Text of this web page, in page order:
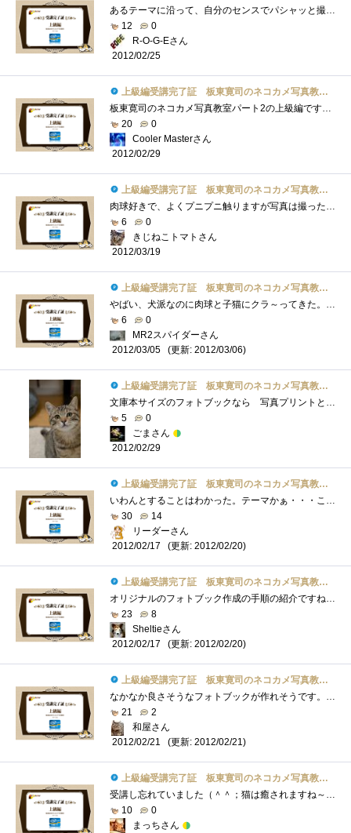
あるテーマに沿って、自分のセンスでパシャッと撮る。編集でトリミングでも良いわけですが、結構難しいですねぇ…。しかしオンラインで作成�...
12
0
R-O-G-Eさん
2012/02/25
上級編受講完了証 板東寛司のネコカメ写真教室パート2
板東寛司のネコカメ写真教室パート2の上級編です！ドリームページを使ってのフォトブック（オリジナル写真集）作成方法です。レイアウトなど�...
20
0
Cooler Masterさん
2012/02/29
上級編受講完了証 板東寛司のネコカメ写真教室パート2
肉球好きで、よくプニプニ触りますが写真は撮ったことないなぁ。うちの子は子猫の時から「ちゅっちゅっ」と幼児のする指吸いならず「肉球吸�...
6
0
きじねこトマトさん
2012/03/19
上級編受講完了証 板東寛司のネコカメ写真教室パート2
やばい、犬派なのに肉球と子猫にクラ～ってきた。実物は車の幌を爪で研がれたことあるからちょっとだけど、写真は可愛い！こういうの作れる�...
6
0
MR2スパイダーさん
2012/03/05
(更新: 2012/03/06)
上級編受講完了証 板東寛司のネコカメ写真教室パート2
文庫本サイズのフォトブックなら 写真プリントと同じような気軽さで作成できるかな？と 作って見る気になったものの･･･レイアウトが難�...
5
0
ごまさん
2012/02/29
上級編受講完了証 板東寛司のネコカメ写真教室パート2
いわんとすることはわかった。テーマかぁ・・・ここを決めるのが一番大変よね。まあ、フォトブックに限らず、漫画でも小説でもそうなんだけ�...
30
14
リーダーさん
2012/02/17
(更新: 2012/02/20)
上級編受講完了証 板東寛司のネコカメ写真教室パート2
オリジナルのフォトブック作成の手順の紹介ですね。フォトブックというと写真を並べるだけなのかと思いましたが、撮りためた写真の中らか載�...
23
8
Sheltieさん
2012/02/17
(更新: 2012/02/20)
上級編受講完了証 板東寛司のネコカメ写真教室パート2
なかなか良さそうなフォトブックが作れそうです。ただ、テーマ決めがちょっと難しいですね～。今回は、出会った猫たち！のような感じになる�...
21
2
和屋さん
2012/02/21
(更新: 2012/02/21)
上級編受講完了証 板東寛司のネコカメ写真教室パート2
受講し忘れていました（＾＾；猫は癒されますね～♪私は家猫のニクキュウをプニプニするのが大好き★家猫もプニプニされていると、まったり�...
10
0
まっちさん